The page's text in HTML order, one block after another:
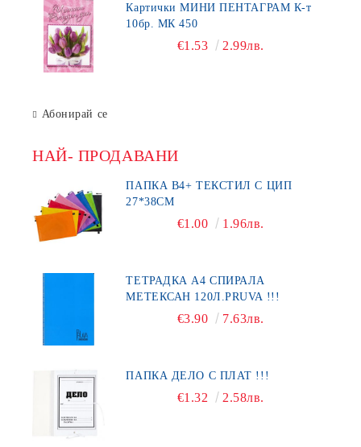
Картички МИНИ ПЕНТАГРАМ К-т
10бр. МК 450
€1.53 2.99лв.
Абонирай се
НАЙ- ПРОДАВАНИ
ПАПКА В4+ ТЕКСТИЛ С ЦИП
27*38СМ
€1.00 1.96лв.
ТЕТРАДКА А4 СПИРАЛА
МЕТЕКСАН 120Л.PRUVA !!!
€3.90 7.63лв.
ПАПКА ДЕЛО С ПЛАТ !!!
€1.32 2.58лв.